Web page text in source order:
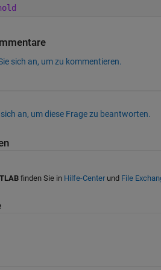
sich an, um zu kommentieren.
sich an, um diese Frage zu beantworten.
finden Sie in Hilfe-Centerund File